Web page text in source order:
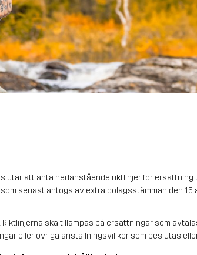
att anta nedanstående riktlinjer för
senast antogs av extra bolagsstämman den 15
ska tillämpas på ersättningar som
eller övriga anställningsvillkor som beslutas